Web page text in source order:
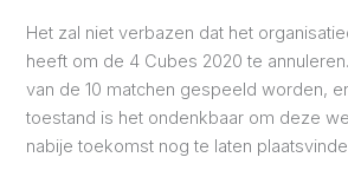
Het zal niet verbazen dat het
heeft om de 4 Cubes 2020 te
van de 10 matchen gespeeld worden,
toestand is het ondenkbaar om deze
nabije toekomst nog te laten